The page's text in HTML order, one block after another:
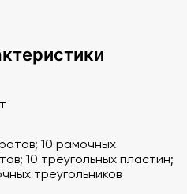
10 рамочных
10 треугольных пластин;
треугольников